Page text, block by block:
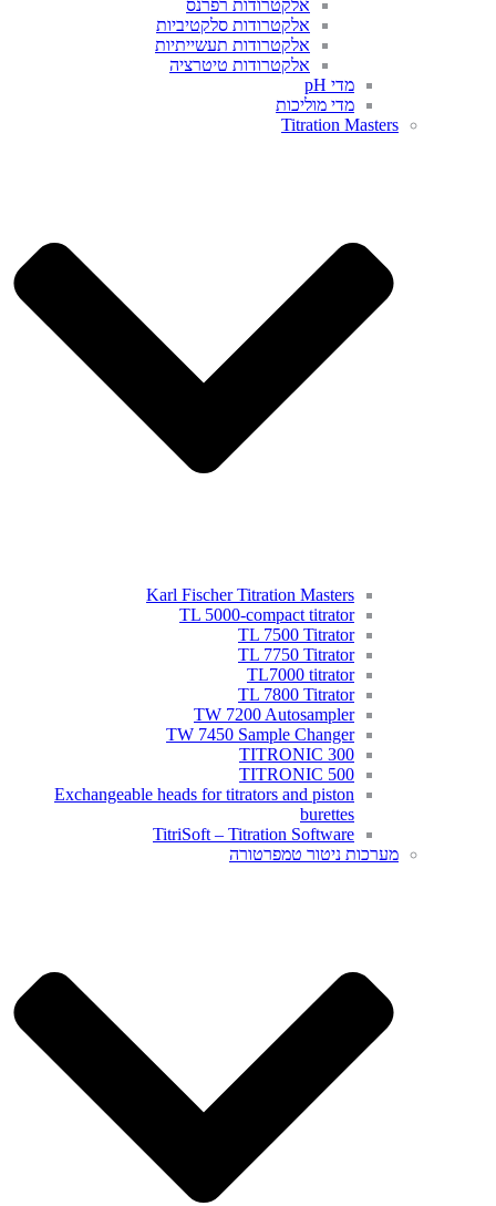
אלקטרודות רפרנס
אלקטרודות סלקטיביות
אלקטרודות תעשייתיות
אלקטרודות טיטרציה
מדי pH
מדי מוליכות
Titration Masters
Karl Fischer Titration Masters
TL 5000-compact titrator
TL 7500 Titrator
TL 7750 Titrator
TL7000 titrator
TL 7800 Titrator
TW 7200 Autosampler
TW 7450 Sample Changer
TITRONIC 300
TITRONIC 500
Exchangeable heads for titrators and piston
burettes
TitriSoft – Titration Software
מערכות ניטור טמפרטורה